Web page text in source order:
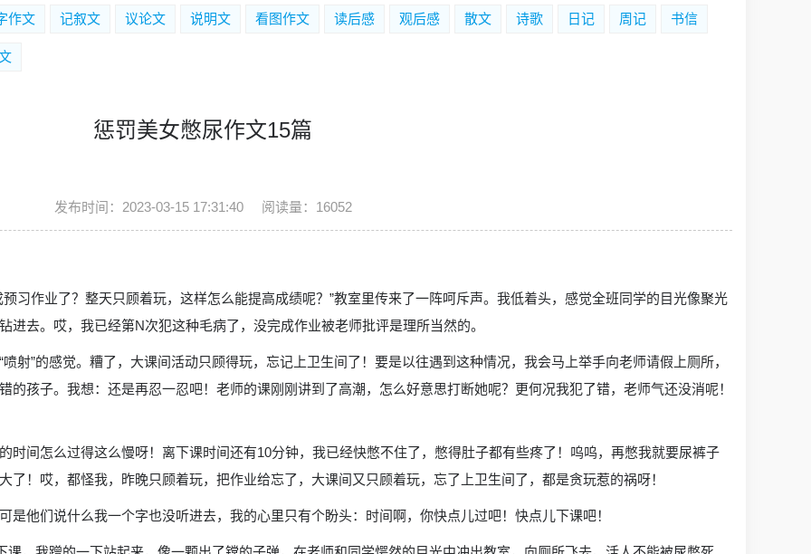
作文 记叙文 议论文 说明文 看图作文 读后感 观后感 散文 诗歌 日记 周记 书信
惩罚美女憋尿作文15篇
发布时间：2023-03-15 17:31:40 阅读量：16052
习作业了？整天只顾着玩，这样怎么能提高成绩呢？”教室里传来了一阵呵斥声。我低着头，感觉全班同学的目光像聚光
去。哎，我已经第N次犯这种毛病了，没完成作业被老师批评是理所当然的。
射”的感觉。糟了，大课间活动只顾得玩，忘记上卫生间了！要是以往遇到这种情况，我会马上举手向老师请假上厕所，
孩子。我想：还是再忍一忍吧！老师的课刚刚讲到了高潮，怎么好意思打断她呢？更何况我犯了错，老师气还没消呢！
间怎么过得这么慢呀！离下课时间还有10分钟，我已经快憋不住了，憋得肚子都有些疼了！呜呜，再憋我就要尿裤子
了！哎，都怪我，昨晚只顾着玩，把作业给忘了，大课间又只顾着玩，忘了上卫生间了，都是贪玩惹的祸呀！
他们说什么我一个字也没听进去，我的心里只有个盼头：时间啊，你快点儿过吧！快点儿下课吧！